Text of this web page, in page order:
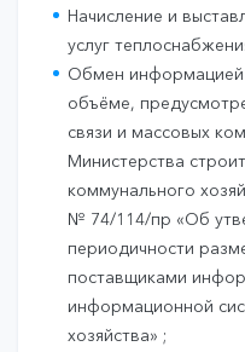
Начисление и
услуг
Обмен
объёме,
связи и массовых
Министерства
коммунального
№ 74/114/пр «Об
периодичности
поставщиками
информационной
хозяйства» ;